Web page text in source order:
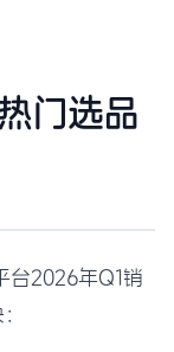
门选品
台2026年Q1销